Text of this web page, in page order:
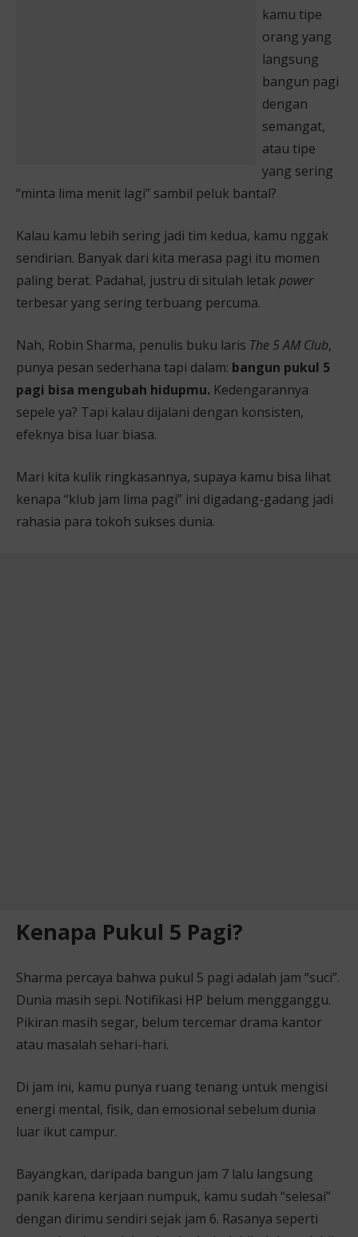
kamu tipe
orang yang
langsung
bangun pagi
dengan
semangat,
atau tipe
yang sering
“minta lima menit lagi” sambil peluk bantal?
Kalau kamu lebih sering jadi tim kedua, kamu nggak
sendirian. Banyak dari kita merasa pagi itu momen
paling berat. Padahal, justru di situlah letak power
terbesar yang sering terbuang percuma.
Nah, Robin Sharma, penulis buku laris The 5 AM Club,
punya pesan sederhana tapi dalam: bangun pukul 5
pagi bisa mengubah hidupmu. Kedengarannya
sepele ya? Tapi kalau dijalani dengan konsisten,
efeknya bisa luar biasa.
Mari kita kulik ringkasannya, supaya kamu bisa lihat
kenapa “klub jam lima pagi” ini digadang-gadang jadi
rahasia para tokoh sukses dunia.
Kenapa Pukul 5 Pagi?
Sharma percaya bahwa pukul 5 pagi adalah jam “suci”.
Dunia masih sepi. Notifikasi HP belum mengganggu.
Pikiran masih segar, belum tercemar drama kantor
atau masalah sehari-hari.
Di jam ini, kamu punya ruang tenang untuk mengisi
energi mental, fisik, dan emosional sebelum dunia
luar ikut campur.
Bayangkan, daripada bangun jam 7 lalu langsung
panik karena kerjaan numpuk, kamu sudah “selesai”
dengan dirimu sendiri sejak jam 6. Rasanya seperti